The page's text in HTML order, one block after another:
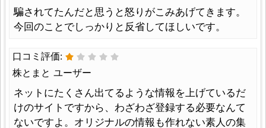
騙されてたんだと思うと怒りがこみあげてきます。
今回のことでしっかりと反省してほしいです。
口コミ評価:
株とまと ユーザー
ネットにたくさん出てるような情報を上げているだ
けのサイトですから、わざわざ登録する必要なんて
ないですよ。オリジナルの情報も作れない素人の集